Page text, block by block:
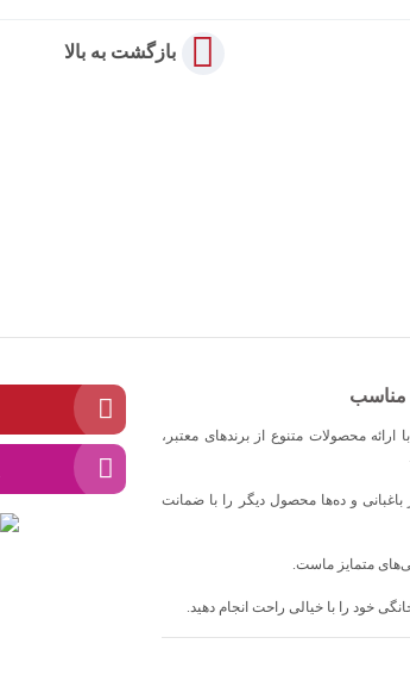
بازگشت به بالا
مناسب
ارائه محصولات متنوع از برندهای معتبر،
باغبانی و ده‌ها محصول دیگر را با ضمانت
متمایز ماست.
خود را با خیالی راحت انجام دهید.